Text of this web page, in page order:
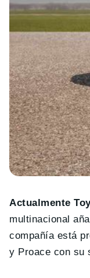
Actualmente
multinacional
compañía está
y Proace con su